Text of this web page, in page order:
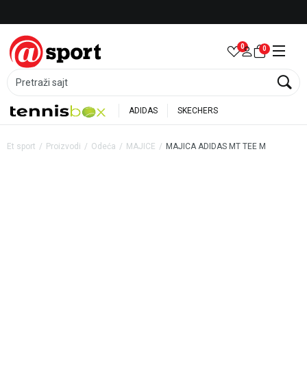
Pretraži sajt
0 0
ADIDAS SKECHERS
Et sport Proizvodi Odeća MAJICE MAJICA ADIDAS MT TEE M